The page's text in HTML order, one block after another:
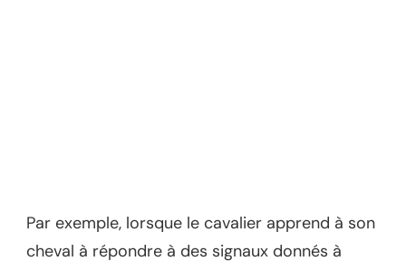
Par exemple, lorsque le cavalier apprend à son
cheval à répondre à des signaux donnés à